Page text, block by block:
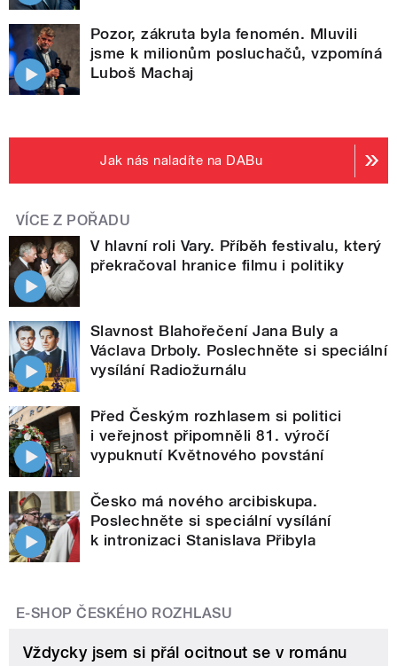
Pozor, zákruta byla fenomén. Mluvili
jsme k milionům posluchačů, vzpomíná
Luboš Machaj
Jak nás naladíte na DABu
VÍCE Z POŘADU
V hlavní roli Vary. Příběh festivalu, který
překračoval hranice filmu i politiky
Slavnost Blahořečení Jana Buly a
Václava Drboly. Poslechněte si speciální
vysílání Radiožurnálu
Před Českým rozhlasem si politici
i veřejnost připomněli 81. výročí
vypuknutí Květnového povstání
Česko má nového arcibiskupa.
Poslechněte si speciální vysílání
k intronizaci Stanislava Přibyla
E-SHOP ČESKÉHO ROZHLASU
Vždycky jsem si přál ocitnout se v románu